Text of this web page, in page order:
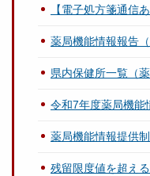
【電子処方箋通信あ
薬局機能情報報告
県内保健所一覧（薬
令和7年度薬局機能
薬局機能情報提供
残留限度値を超え